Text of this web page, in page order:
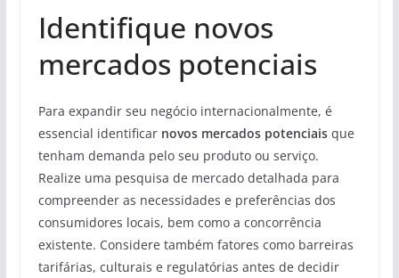
Identifique novos
mercados potenciais
Para expandir seu negócio internacionalmente, é
essencial identificarnovos mercados potenciais que
tenham demanda pelo seu produto ou serviço.
Realize uma pesquisa de mercado detalhada para
compreender as necessidades e preferências dos
consumidores locais, bem como a concorrência
existente. Considere também fatores como barreiras
tarifárias, culturais e regulatórias antes de decidir